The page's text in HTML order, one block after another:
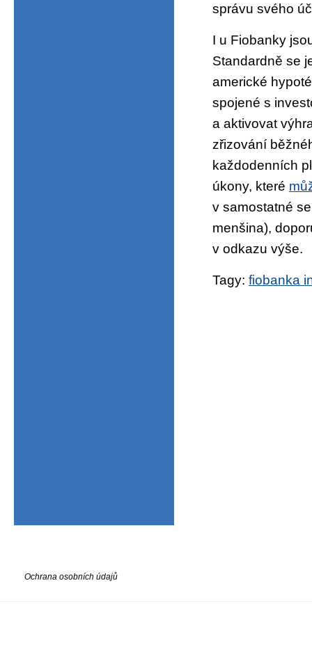
správu svého
I u Fiobanky
Standardně se
americké
spojené s
a aktivovat
zřizování
každodenních
úkony, které
v samostatné
menšina),
v odkazu výše.
Tagy: fiobanka
Ochrana osobních údajů